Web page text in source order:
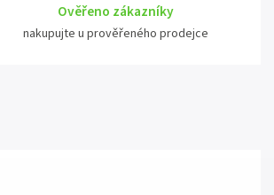
Ověřeno zákazníky
nakupujte u prověřeného prodejce